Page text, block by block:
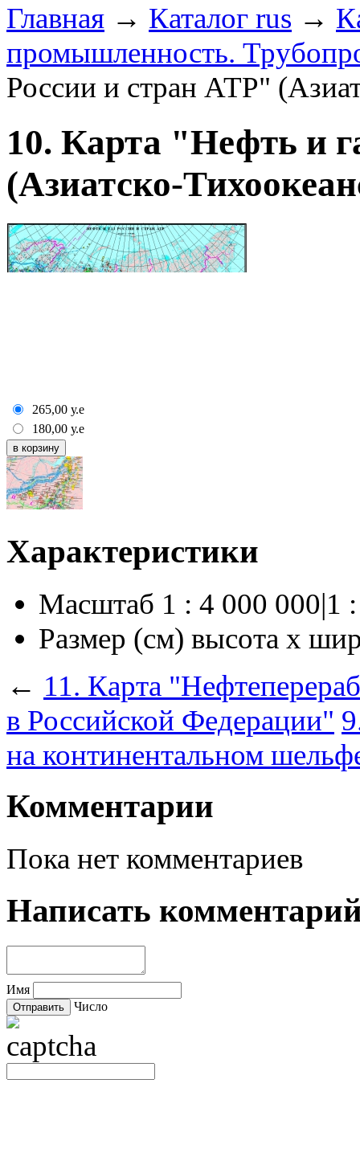
Главная → Каталог rus →
промышленность.
России и стран АТР"
10. Карта "Нефть и
(Азиатско-
265,00 у.е
180,00 у.е
Характеристики
Масштаб 1 : 4 000 000|1
Размер (см) высота х
← 11. Карта
в Российской Федерации"
на континентальном
Комментарии
Пока нет комментариев
Написать
Имя
Число